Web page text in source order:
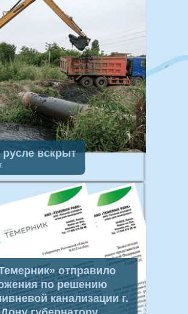
вскрыт
отправило
по решению
канализации г.